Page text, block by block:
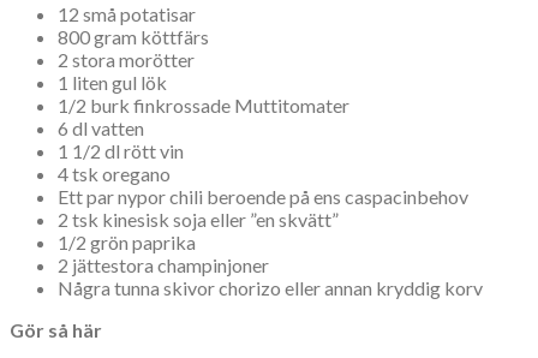
12 små potatisar
800 gram köttfärs
2 stora morötter
1 liten gul lök
1/2 burk finkrossade Muttitomater
6 dl vatten
1 1/2 dl rött vin
4 tsk oregano
Ett par nypor chili beroende på ens caspacinbehov
2 tsk kinesisk soja eller ”en skvätt”
1/2 grön paprika
2 jättestora champinjoner
Några tunna skivor chorizo eller annan kryddig korv
Gör så här